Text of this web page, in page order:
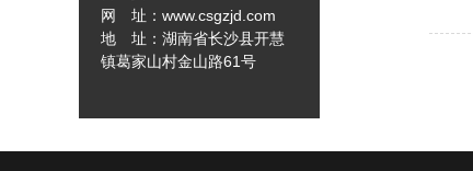
网 址：www.csgzjd.com
地 址：湖南省长沙县开慧
镇葛家山村金山路61号